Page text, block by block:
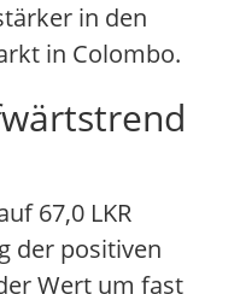
in den
in Colombo.
67,0 LKR
der positiven
Wert um fast